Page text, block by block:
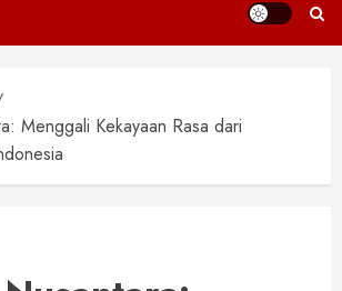
Menggali Kekayaan Rasa dari